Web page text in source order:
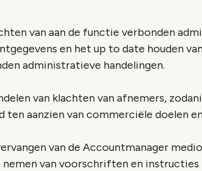
van aan de functie verbonden
en het up to date houden
administratieve handelingen.
van klachten van afnemers,
ten aanzien van commerciële doelen
van de Accountmanager
nemen van voorschriften en instructies